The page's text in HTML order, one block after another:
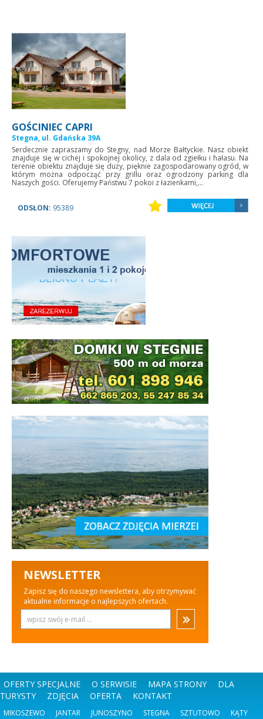
GOŚCINIEC CAPRI
Stegna, ul. Gdańska 39A
Serdecznie zapraszamy do Stegny, nad Morze Bałtyckie. Nasz obiekt
znajduje się w cichej i spokojnej okolicy, z dala od zgiełku i hałasu. Na
terenie obiektu znajduje się duży, pięknie zagospodarowany ogród, w
którym można odpocząć przy grillu oraz ogrodzony parking dla
Naszych gości. Oferujemy Państwu 7 pokoi z łazienkami,...
ODSŁON: 95389
NEWSLETTER
Zapisz się do naszego newslettera, aby otrzymywać
aktualne informacje o najlepszych ofertach.
OFERTY SPECJALNE O SERWISIE MAPA STRONY
DLA
TURYSTY
ZDJĘCIA OFERTA KONTAKT
MIKOSZEWO JANTAR JUNOSZYNO STEGNA SZTUTOWO
KĄTY